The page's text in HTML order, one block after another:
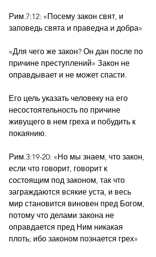
Рим.7:12: «Посему закон свят, и
заповедь свята и праведна и добра»
«Для чего же закон? Он дан после по
причине преступлений» Закон не
оправдывает и не может спасти.
Его цель указать человеку на его
несостоятельность по причине
живущего в нем греха и побудить к
покаянию.
Рим.3:19-20: «Но мы знаем, что закон,
если что говорит, говорит к
состоящим под законом, так что
заграждаются всякие уста, и весь
мир становится виновен пред Богом,
потому что делами закона не
оправдается пред Ним никакая
плоть; ибо законом познается грех»